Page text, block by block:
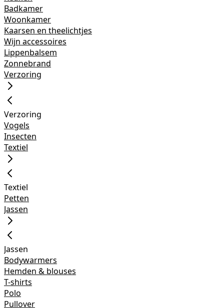
Badkamer
Woonkamer
Kaarsen en theelichtjes
Wijn accessoires
Lippenbalsem
Zonnebrand
Verzoring
Verzoring
Vogels
Insecten
Textiel
Textiel
Petten
Jassen
Jassen
Bodywarmers
Hemden & blouses
T-shirts
Polo
Pullover